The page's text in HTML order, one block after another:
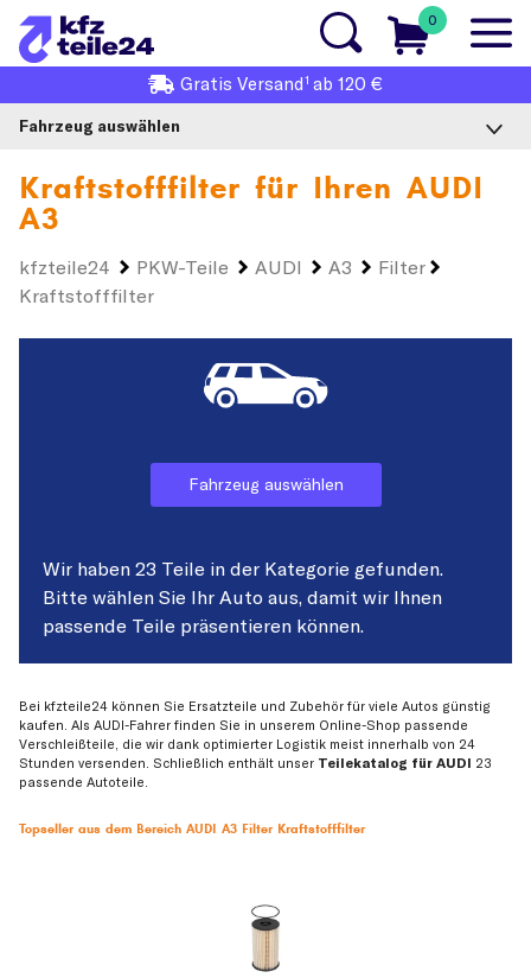
0
Gratis Versand1 ab 120 €
Fahrzeug auswählen
Kraftstofffilter für Ihren AUDI
A3
kfzteile24 PKW-Teile AUDI A3
Filter
Kraftstofffilter
Fahrzeug auswählen
Wir haben 23 Teile in der Kategorie gefunden.
Bitte wählen Sie Ihr Auto aus, damit wir Ihnen
passende Teile präsentieren können.
Bei kfzteile24 können Sie Ersatzteile und Zubehör für viele Autos günstig
kaufen. Als AUDI-Fahrer finden Sie in unserem Online-Shop passende
Verschleißteile, die wir dank optimierter Logistik meist innerhalb von 24
Stunden versenden. Schließlich enthält unser Teilekatalog für AUDI 23
passende Autoteile.
Topseller aus dem Bereich AUDI A3 Filter Kraftstofffilter